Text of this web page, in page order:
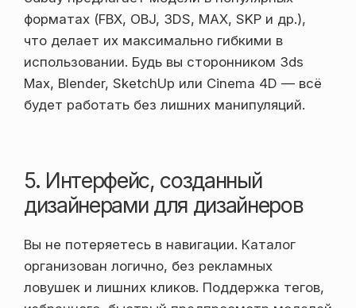
форматах (FBX, OBJ, 3DS, MAX, SKP и др.),
что делает их максимально гибкими в
использовании. Будь вы сторонником 3ds
Max, Blender, SketchUp или Cinema 4D — всё
будет работать без лишних манипуляций.
5. Интерфейс, созданный
дизайнерами для дизайнеров
Вы не потеряетесь в навигации. Каталог
организован логично, без рекламных
ловушек и лишних кликов. Поддержка тегов,